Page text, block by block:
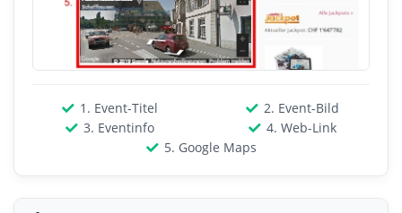
1. Event-Titel
2. Event-Bild
3. Eventinfo
4. Web-Link
5. Google Maps